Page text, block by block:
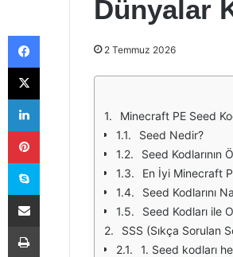
Dünyalar
2 Temmuz 2026
Minecraft PE Seed
Seed Nedir?
Seed Kodlarının
En İyi Minecraft
Seed Kodlarını
Seed Kodları ile
SSS (Sıkça Sorulan
1. Seed kodları
Facebook
X
LinkedIn
Pinterest
Skype
E-Posta ile paylaş